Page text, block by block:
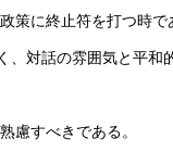
に終止符を打つ時で
対話の雰囲気と平和
慮すべきである。